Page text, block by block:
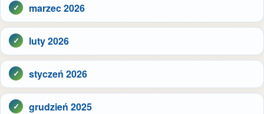
marzec 2026
luty 2026
styczeń 2026
grudzień 2025